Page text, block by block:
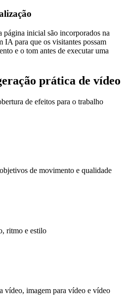
página inicial são incorporados na
IA para que os visitantes possam
e o tom antes de executar uma
prática de vídeo
de efeitos para o trabalho
de movimento e qualidade
ritmo e estilo
vídeo, imagem para vídeo e vídeo